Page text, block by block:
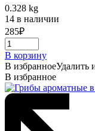
0.328 kg
14 в наличии
285₽
В корзину
В избранноеУдалить
В избранное